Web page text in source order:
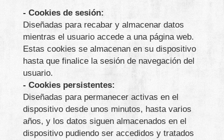
- Cookies de sesión:
Diseñadas para recabar y almacenar datos
mientras el usuario accede a una página web.
Estas cookies se almacenan en su dispositivo
hasta que finalice la sesión de navegación del
usuario.
- Cookies persistentes:
Diseñadas para permanecer activas en el
dispositivo desde unos minutos, hasta varios
años, y los datos siguen almacenados en el
dispositivo pudiendo ser accedidos y tratados